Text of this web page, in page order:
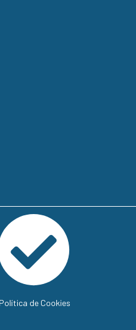
Política de Cookies